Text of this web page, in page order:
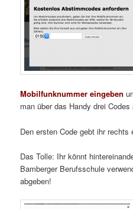
Mobilfunknummer eingeben
man über das Handy drei Codes
Den ersten Code gebt ihr rechts
Das Tolle: Ihr könnt
Bamberger Berufsschule
abgeben!